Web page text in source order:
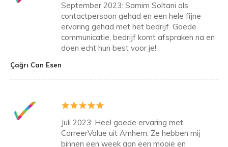
September 2023: Samim Soltani als
contactpersoon gehad en een hele fijne
ervaring gehad met het bedrijf. Goede
communicatie, bedrijf komt afspraken na en
doen echt hun best voor je!
Çağrı Can Esen
Juli 2023: Heel goede ervaring met
CarreerValue uit Arnhem. Ze hebben mij
binnen een week aan een mooie en